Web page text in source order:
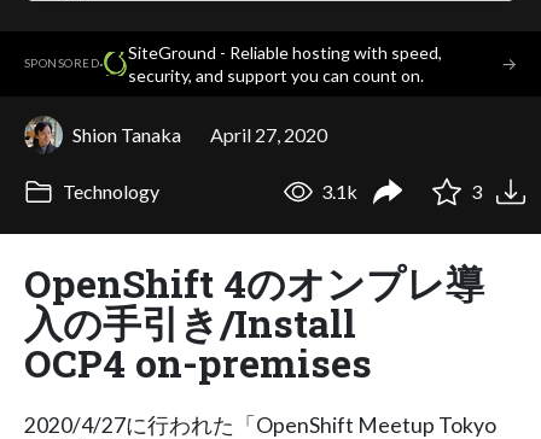
SPONSORED·
SiteGround - Reliable hosting with speed,
security, and support you can count on.
→
Shion Tanaka April 27, 2020
Technology 3.1k 3
OpenShift 4のオンプレ導
入の手引き/Install
OCP4 on-premises
2020/4/27に行われた「OpenShift Meetup Tokyo